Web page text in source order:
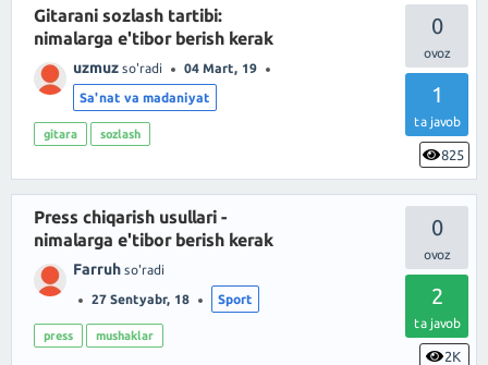
0
1
ta javob
825
Gitarani sozlash tartibi:
nimalarga e'tibor berish kerak
uzmuz so'radi 04 Mart, 19
Sa'nat va madaniyat
gitara sozlash
0
2
ta javob
2K
Press chiqarish usullari -
nimalarga e'tibor berish kerak
Farruh so'radi
27 Sentyabr, 18 Sport
press mushaklar